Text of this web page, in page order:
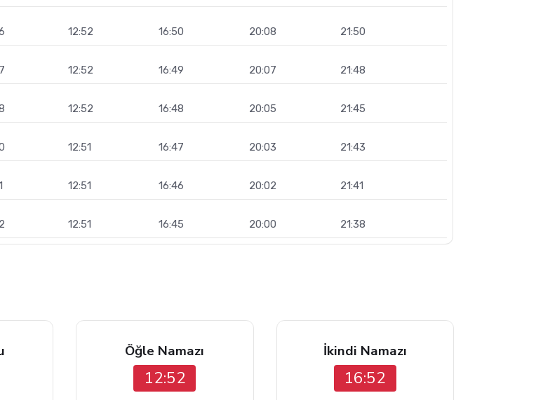
12:52 16:50 20:08 21:50
12:52 16:49 20:07 21:48
12:52 16:48 20:05 21:45
12:51 16:47 20:03 21:43
12:51 16:46 20:02 21:41
12:51 16:45 20:00 21:38
Öğle Namazı
12:52
İkindi Namazı
16:52